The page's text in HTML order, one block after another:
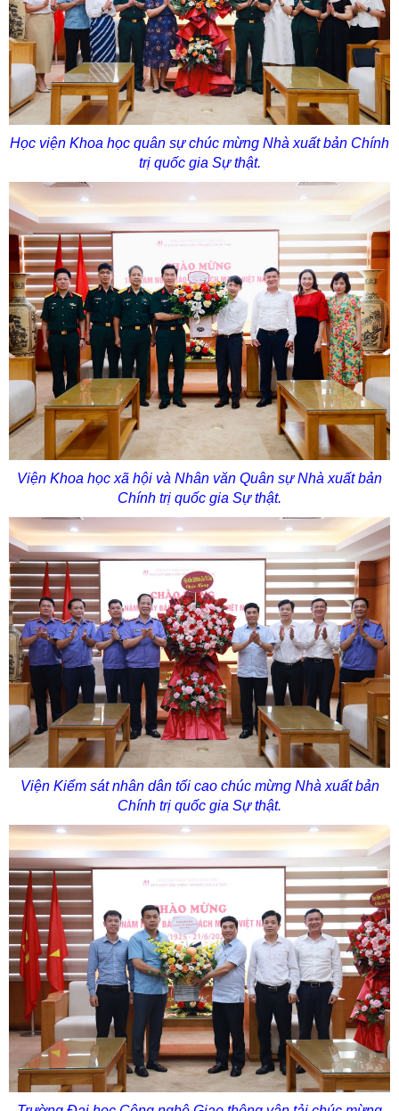
Học viện Khoa học quân sự chúc mừng Nhà xuất bản Chính
trị quốc gia Sự thật.
Viện Khoa học xã hội và Nhân văn Quân sựNhà xuất bản
Chính trị quốc gia Sự thật.
Viện Kiểm sát nhân dân tối cao chúc mừng Nhà xuất bản
Chính trị quốc gia Sự thật.